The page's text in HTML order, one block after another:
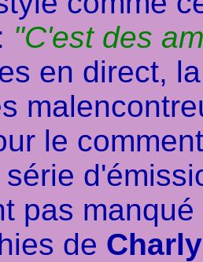
"C'est des
en direct,
le
pas
de